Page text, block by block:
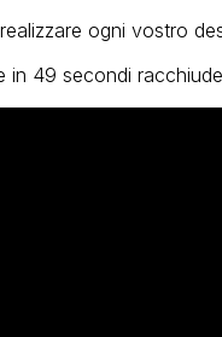
ogni vostro
in 49 secondi